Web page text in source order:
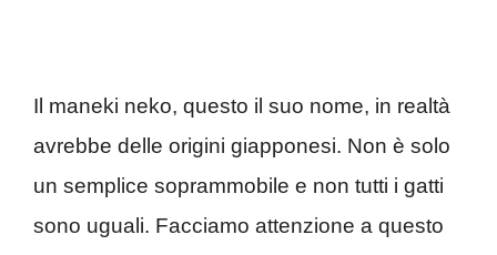
Il maneki neko, questo il suo nome, in realtà
avrebbe delle origini giapponesi. Non è solo
un semplice soprammobile e non tutti i gatti
sono uguali. Facciamo attenzione a questo